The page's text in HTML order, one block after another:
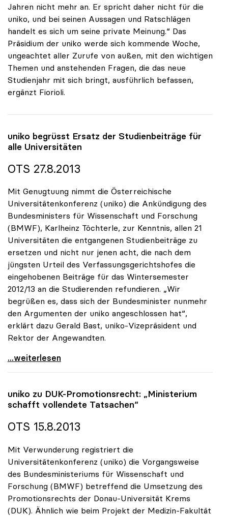
Jahren nicht mehr an. Er spricht daher nicht für die
uniko, und bei seinen Aussagen und Ratschlägen
handelt es sich um seine private Meinung.“ Das
Präsidium der uniko werde sich kommende Woche,
ungeachtet aller Zurufe von außen, mit den wichtigen
Themen und anstehenden Fragen, die das neue
Studienjahr mit sich bringt, ausführlich befassen,
ergänzt Fiorioli.
uniko begrüsst Ersatz der Studienbeiträge für
alle Universitäten
OTS 27.8.2013
Mit Genugtuung nimmt die Österreichische
Universitätenkonferenz (uniko) die Ankündigung des
Bundesministers für Wissenschaft und Forschung
(BMWF), Karlheinz Töchterle, zur Kenntnis, allen 21
Universitäten die entgangenen Studienbeiträge zu
ersetzen und nicht nur jenen acht, die nach dem
jüngsten Urteil des Verfassungsgerichtshofes die
eingehobenen Beiträge für das Wintersemester
2012/13 an die Studierenden refundieren. „Wir
begrüßen es, dass sich der Bundesminister nunmehr
den Argumenten der uniko angeschlossen hat“,
erklärt dazu Gerald Bast, uniko-Vizepräsident und
Rektor der Angewandten.
uniko begrüsst Ersatz der Studienbeiträge für alle
...weiterlesen
uniko zu DUK-Promotionsrecht: „Ministerium
schafft vollendete Tatsachen“
OTS 15.8.2013
Mit Verwunderung registriert die
Universitätenkonferenz (uniko) die Vorgangsweise
des Bundesministeriums für Wissenschaft und
Forschung (BMWF) betreffend die Umsetzung des
Promotionsrechts der Donau-Universität Krems
(DUK). Ähnlich wie beim Projekt der Medizin-Fakultät